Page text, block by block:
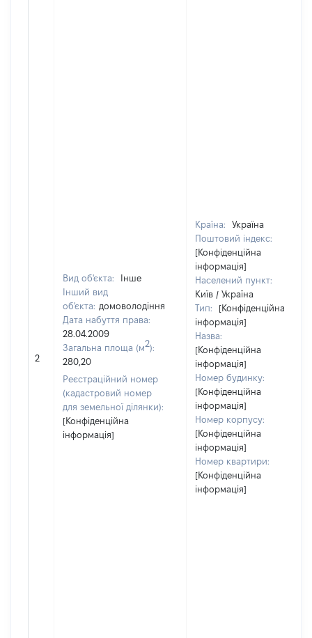
2
Вид об'єкта:
Інше
Інший вид
об'єкта: домоволодіння
Дата набуття права:
28.04.2009
Загальна площа (м2):
280,20
Реєстраційний номер
(кадастровий номер
для земельної ділянки):
[Конфіденційна
інформація]
Країна:
Україна
Поштовий індекс:
[Конфіденційна
інформація]
Населений пункт:
Київ / Україна
Тип:
[Конфіденційна
інформація]
Назва:
[Конфіденційна
інформація]
Номер будинку:
[Конфіденційна
інформація]
Номер корпусу:
[Конфіденційна
інформація]
Номер квартири:
[Конфіденційна
інформація]